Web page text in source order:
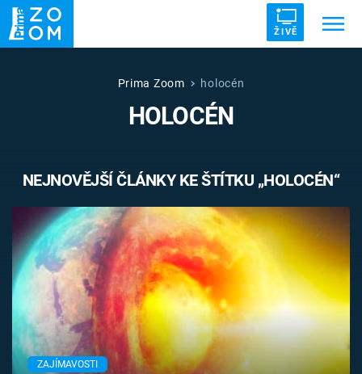
ŽIVĚ
UFO DRUHÁ SVĚTOVÁ VÁLKA
VETŘELCI DÁVNOVĚKU
Témata
Témata
Pořady
TV Program
Prima Zoom holocén
HOLOCÉN
NEJNOVĚJŠÍ ČLÁNKY KE ŠTÍTKU „HOLOCÉN“
ZAJÍMAVOSTI